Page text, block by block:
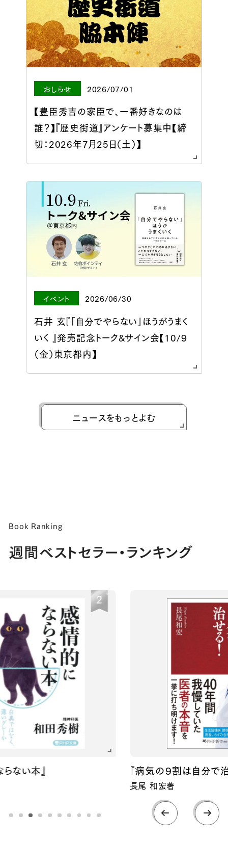
おしらせ 2026/07/01
【豊臣秀吉の家臣で、一番好きなのは
誰？】『歴史街道』アンケート募集中【締
切：2026年7月25日（土）】
イベント 2026/06/30
石井 玄『「自分でやらない」ほうがうまく
いく 』発売記念トーク&サイン会【10/９
（金）東京都内】
ニュースをもっとよむ
Book Ranking
週間ベストセラー・ランキング
』 『病気の９割は自分で治せる！
長尾 和宏著